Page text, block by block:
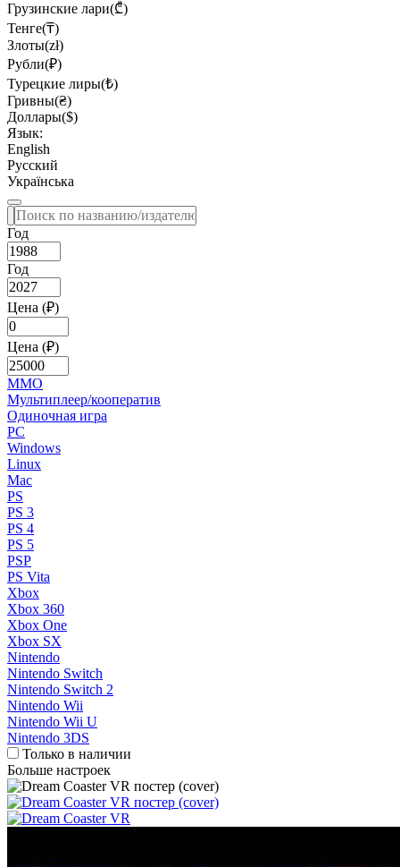
Грузинские лари(₾)
Тенге(₸)
Злоты(zł)
Рубли(₽)
Турецкие лиры(₺)
Гривны(₴)
Доллары($)
Язык:
English
Русский
Українська
Год
Год
Цена (₽)
Цена (₽)
MMO
Мультиплеер/кооператив
Одиночная игра
PC
Windows
Linux
Mac
PS
PS 3
PS 4
PS 5
PSP
PS Vita
Xbox
Xbox 360
Xbox One
Xbox SX
Nintendo
Nintendo Switch
Nintendo Switch 2
Nintendo Wii
Nintendo Wii U
Nintendo 3DS
Только в наличии
Больше настроек